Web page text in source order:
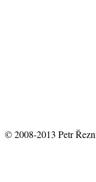
© 2008-2013 Petr